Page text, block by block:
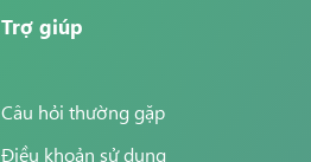
Trợ giúp
Câu hỏi thường gặp
Điều khoản sử dụng